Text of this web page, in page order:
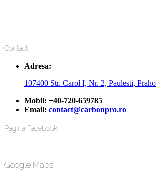
Contact
Adresa:
107400 Str. Carol I, Nr. 2, Paulesti,
Mobil: +40-720-659785
Email: contact@carbonpro.ro
Pagina Facebook
Google Maps